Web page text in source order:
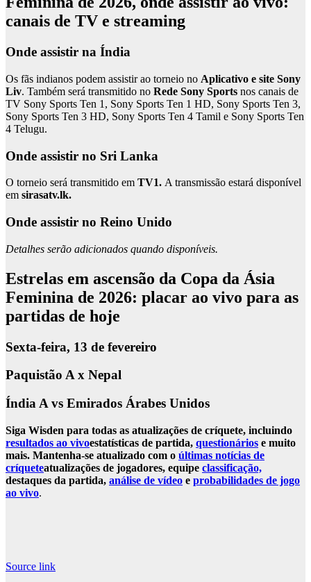
canais de TV e streaming
Onde assistir na Índia
Os fãs indianos podem assistir ao torneio no Aplicativo e site Sony
Liv. Também será transmitido no Rede Sony Sports nos canais de
TV Sony Sports Ten 1, Sony Sports Ten 1 HD, Sony Sports Ten 3,
Sony Sports Ten 3 HD, Sony Sports Ten 4 Tamil e Sony Sports Ten
4 Telugu.
Onde assistir no Sri Lanka
O torneio será transmitido em TV1. A transmissão estará disponível
em sirasatv.lk.
Onde assistir no Reino Unido
Detalhes serão adicionados quando disponíveis.
Estrelas em ascensão da Copa da Ásia
Feminina de 2026: placar ao vivo para as
partidas de hoje
Sexta-feira, 13 de fevereiro
Paquistão A x Nepal
Índia A vs Emirados Árabes Unidos
Siga Wisden para todas as atualizações de críquete, incluindo
resultados ao vivoestatísticas de partida, questionários e muito
mais. Mantenha-se atualizado com o últimas notícias de
críqueteatualizações de jogadores, equipe classificação,
destaques da partida, análise de vídeo e probabilidades de jogo
ao vivo.
Source link